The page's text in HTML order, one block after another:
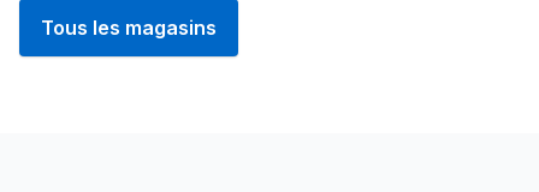
Tous les magasins